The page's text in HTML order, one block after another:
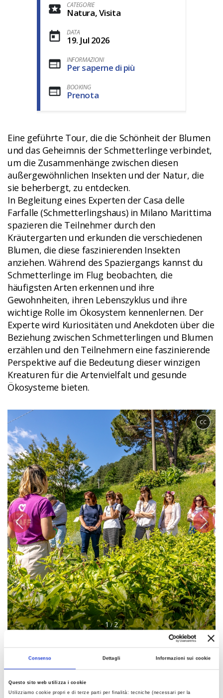
Consenso Dettagli Informazioni sui cookie
Questo sito web utilizza i cookie
Utilizziamo cookie propri e di terze parti per finalità: tecniche (necessari per la
CATEGORIE
Natura, Visita
DATA
19. Jul 2026
INFORMAZIONI
Per saperne di più
BOOKING
Prenota
Eine geführte Tour, die die Schönheit der Blumen
und das Geheimnis der Schmetterlinge verbindet,
um die Zusammenhänge zwischen diesen
außergewöhnlichen Insekten und der Natur, die
sie beherbergt, zu entdecken.
In Begleitung eines Experten der Casa delle
Farfalle (Schmetterlingshaus) in Milano Marittima
spazieren die Teilnehmer durch den
Kräutergarten und erkunden die verschiedenen
Blumen, die diese faszinierenden Insekten
anziehen. Während des Spaziergangs kannst du
Schmetterlinge im Flug beobachten, die
häufigsten Arten erkennen und ihre
Gewohnheiten, ihren Lebenszyklus und ihre
wichtige Rolle im Ökosystem kennenlernen. Der
Experte wird Kuriositäten und Anekdoten über die
Beziehung zwischen Schmetterlingen und Blumen
erzählen und den Teilnehmern eine faszinierende
Perspektive auf die Bedeutung dieser winzigen
Kreaturen für die Artenvielfalt und gesunde
Ökosysteme bieten.
CC
1/2
DETAILS
PLACE